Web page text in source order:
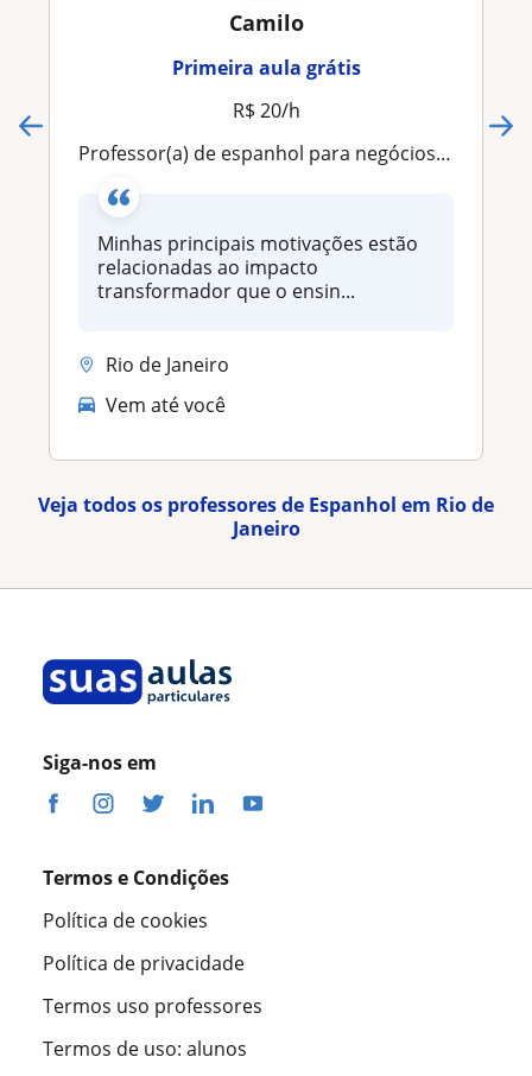
Camilo
Primeira aula grátis
R$ 20/h
Professor(a) de espanhol para negócios, lazer ou estudos / aulas online / trilíngue com foco em intercâmbio cultural
Minhas principais motivações estão
relacionadas ao impacto
transformador que o ensin...
Rio de Janeiro
Vem até você
Veja todos os professores de Espanhol em Rio de
Janeiro
Siga-nos em
Termos e Condições
Política de cookies
Política de privacidade
Termos uso professores
Termos de uso: alunos